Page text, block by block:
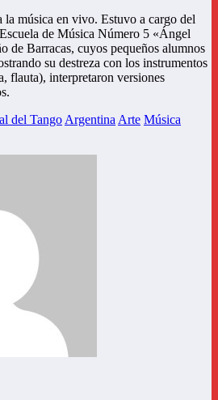
música en vivo. Estuvo a cargo del
de Música Número 5 «Ángel
de Barracas, cuyos pequeños alumnos
su destreza con los instrumentos
flauta), interpretaron versiones
del TangoArgentinaArte Música